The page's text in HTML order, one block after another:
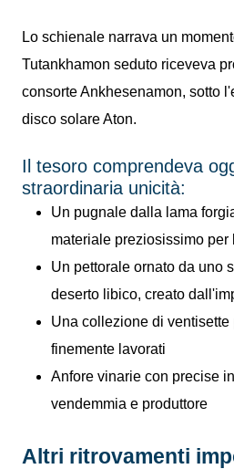
Lo schienale narrava un
Tutankhamon seduto riceveva
consorte Ankhesenamon, sotto
disco solare Aton.
Il tesoro comprendeva
straordinaria unicità:
Un pugnale dalla lama
materiale preziosissimo per
Un pettorale ornato da uno
deserto libico, creato
Una collezione di ventisette
finemente lavorati
Anfore vinarie con precise
vendemmia e produttore
Altri ritrovamenti